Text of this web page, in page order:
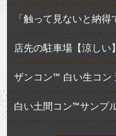
「触って見ないと納
店先の駐車場【涼しい
ザンコン™︎ 白い生コ
白い土間コン™︎サンプ